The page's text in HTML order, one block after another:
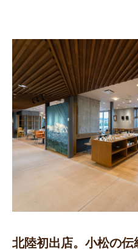
北陸初出店。小松の